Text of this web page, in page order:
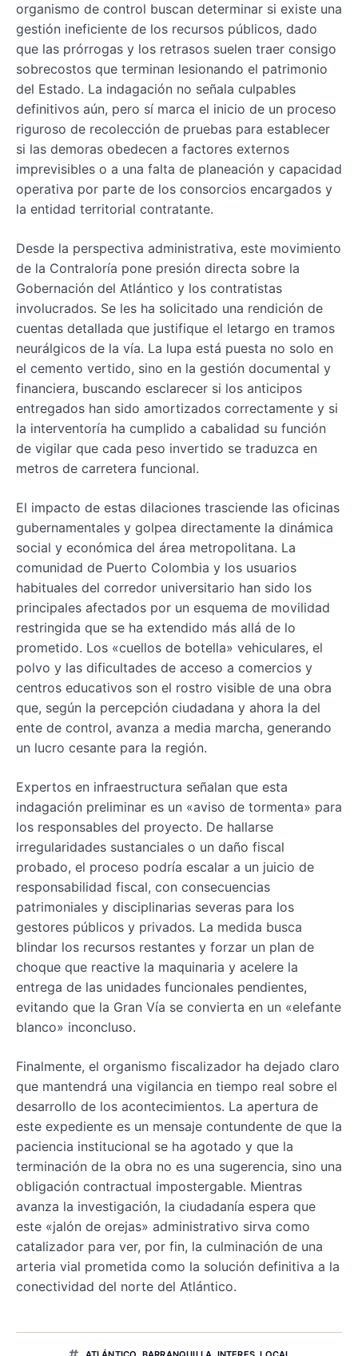
organismo de control buscan determinar si existe una
gestión ineficiente de los recursos públicos, dado
que las prórrogas y los retrasos suelen traer consigo
sobrecostos que terminan lesionando el patrimonio
del Estado. La indagación no señala culpables
definitivos aún, pero sí marca el inicio de un proceso
riguroso de recolección de pruebas para establecer
si las demoras obedecen a factores externos
imprevisibles o a una falta de planeación y capacidad
operativa por parte de los consorcios encargados y
la entidad territorial contratante.
Desde la perspectiva administrativa, este movimiento
de la Contraloría pone presión directa sobre la
Gobernación del Atlántico y los contratistas
involucrados. Se les ha solicitado una rendición de
cuentas detallada que justifique el letargo en tramos
neurálgicos de la vía. La lupa está puesta no solo en
el cemento vertido, sino en la gestión documental y
financiera, buscando esclarecer si los anticipos
entregados han sido amortizados correctamente y si
la interventoría ha cumplido a cabalidad su función
de vigilar que cada peso invertido se traduzca en
metros de carretera funcional.
El impacto de estas dilaciones trasciende las oficinas
gubernamentales y golpea directamente la dinámica
social y económica del área metropolitana. La
comunidad de Puerto Colombia y los usuarios
habituales del corredor universitario han sido los
principales afectados por un esquema de movilidad
restringida que se ha extendido más allá de lo
prometido. Los «cuellos de botella» vehiculares, el
polvo y las dificultades de acceso a comercios y
centros educativos son el rostro visible de una obra
que, según la percepción ciudadana y ahora la del
ente de control, avanza a media marcha, generando
un lucro cesante para la región.
Expertos en infraestructura señalan que esta
indagación preliminar es un «aviso de tormenta» para
los responsables del proyecto. De hallarse
irregularidades sustanciales o un daño fiscal
probado, el proceso podría escalar a un juicio de
responsabilidad fiscal, con consecuencias
patrimoniales y disciplinarias severas para los
gestores públicos y privados. La medida busca
blindar los recursos restantes y forzar un plan de
choque que reactive la maquinaria y acelere la
entrega de las unidades funcionales pendientes,
evitando que la Gran Vía se convierta en un «elefante
blanco» inconcluso.
Finalmente, el organismo fiscalizador ha dejado claro
que mantendrá una vigilancia en tiempo real sobre el
desarrollo de los acontecimientos. La apertura de
este expediente es un mensaje contundente de que la
paciencia institucional se ha agotado y que la
terminación de la obra no es una sugerencia, sino una
obligación contractual impostergable. Mientras
avanza la investigación, la ciudadanía espera que
este «jalón de orejas» administrativo sirva como
catalizador para ver, por fin, la culminación de una
arteria vial prometida como la solución definitiva a la
conectividad del norte del Atlántico.